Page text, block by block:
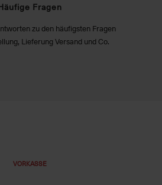
Fragen
zu den häufigsten Fragen
Lieferung Versand und Co.
VORKASSE